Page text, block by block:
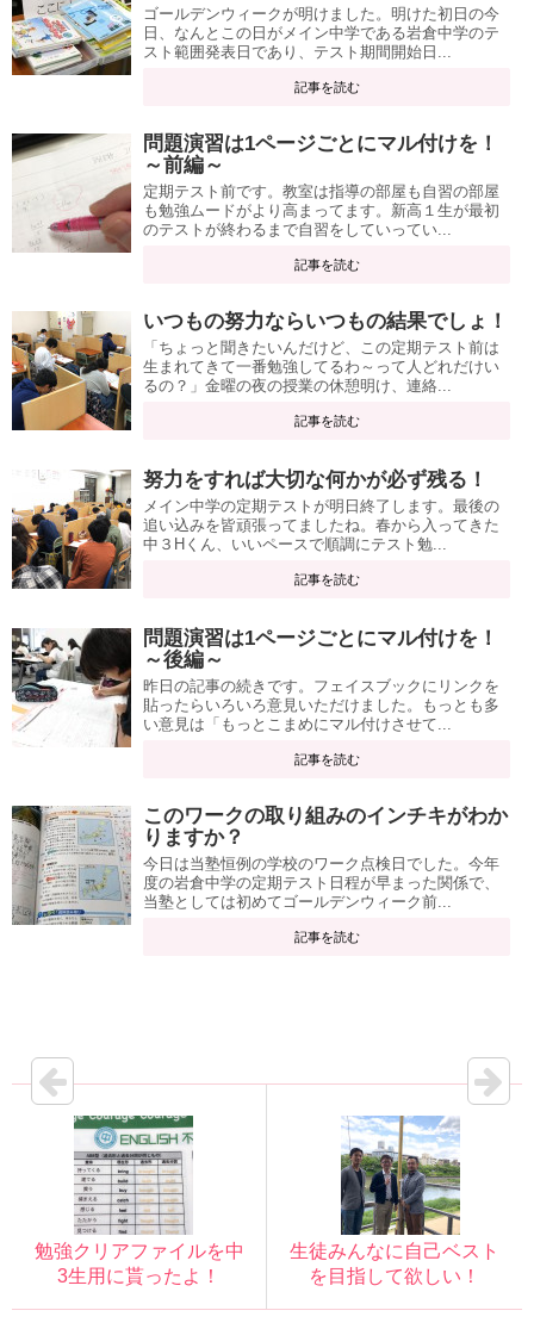
ゴールデンウィークが明けました。明けた初日の今
日、なんとこの日がメイン中学である岩倉中学のテ
スト範囲発表日であり、テスト期間開始日...
記事を読む
問題演習は1ページごとにマル付けを！
～前編～
定期テスト前です。教室は指導の部屋も自習の部屋
も勉強ムードがより高まってます。新高１生が最初
のテストが終わるまで自習をしていってい...
記事を読む
いつもの努力ならいつもの結果でしょ！
「ちょっと聞きたいんだけど、この定期テスト前は
生まれてきて一番勉強してるわ～って人どれだけい
るの？」金曜の夜の授業の休憩明け、連絡...
記事を読む
努力をすれば大切な何かが必ず残る！
メイン中学の定期テストが明日終了します。最後の
追い込みを皆頑張ってましたね。春から入ってきた
中３Hくん、いいペースで順調にテスト勉...
記事を読む
問題演習は1ページごとにマル付けを！
～後編～
昨日の記事の続きです。フェイスブックにリンクを
貼ったらいろいろ意見いただけました。もっとも多
い意見は「もっとこまめにマル付けさせて...
記事を読む
このワークの取り組みのインチキがわか
りますか？
今日は当塾恒例の学校のワーク点検日でした。今年
度の岩倉中学の定期テスト日程が早まった関係で、
当塾としては初めてゴールデンウィーク前...
記事を読む
勉強クリアファイルを中
3生用に貰ったよ！
生徒みんなに自己ベスト
を目指して欲しい！